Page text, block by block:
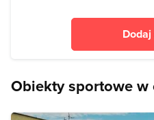
Obiekty sportowe